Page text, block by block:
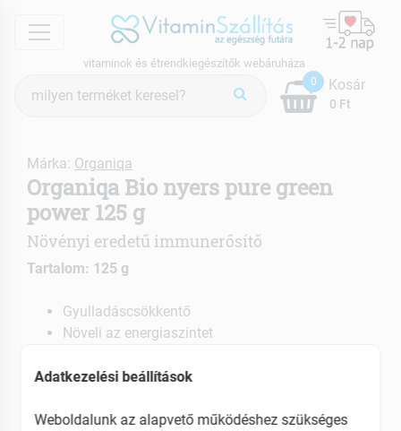
menu
vitaminok és étrendkiegészítők webáruháza
keresés
0
0 Ft
Kosár
Márka: Organiqa
Organiqa Bio nyers pure green
power 125 g
Növényi eredetű immunerősítő
Tartalom: 125 g
Gyulladáscsökkentő
Növeli az energiaszintet
Adatkezelési beállítások
Weboldalunk az alapvető működéshez szükséges